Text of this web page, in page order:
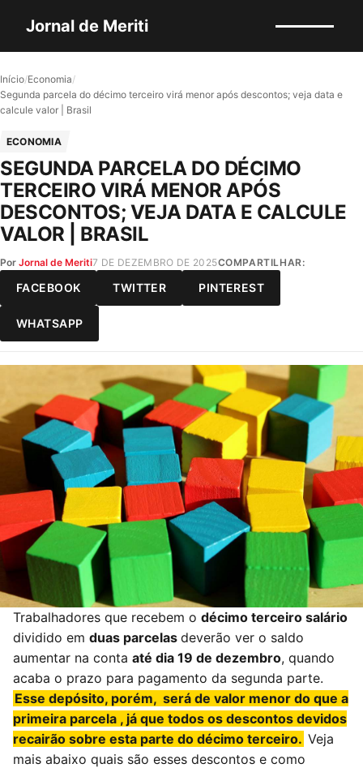
Jornal de Meriti
Início/Economia/
Segunda parcela do décimo terceiro virá menor após descontos; veja data e
calcule valor | Brasil
ECONOMIA
SEGUNDA PARCELA DO DÉCIMO
TERCEIRO VIRÁ MENOR APÓS
DESCONTOS; VEJA DATA E CALCULE
VALOR | BRASIL
Por Jornal de Meriti7 DE DEZEMBRO DE 2025COMPARTILHAR:
FACEBOOK TWITTER PINTEREST
WHATSAPP
Trabalhadores que recebem o décimo terceiro salário
dividido em duas parcelas deverão ver o saldo
aumentar na conta até dia 19 de dezembro, quando
acaba o prazo para pagamento da segunda parte.
Esse depósito, porém, será de valor menor do que a
primeira parcela , já que todos os descontos devidos
recairão sobre esta parte do décimo terceiro. Veja
mais abaixo quais são esses descontos e como